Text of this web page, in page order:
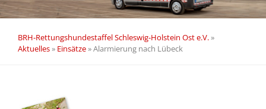
BRH-Rettungshundestaffel Schleswig-Holstein Ost e.V.»
Aktuelles» Einsätze»Alarmierung nach Lübeck